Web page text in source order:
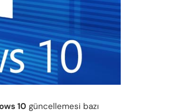
10 güncellemesi bazı